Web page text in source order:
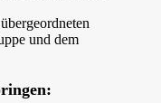
und dem